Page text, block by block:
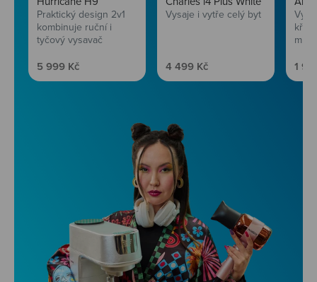
Praktický design 2v1
kombinuje ruční i
tyčový vysavač
Prodejní cena
5 999 Kč
Vysaje i vytře celý byt
Prodejní cena
4 499 Kč 1